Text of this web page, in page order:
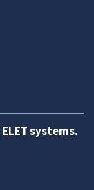
ELET systems.